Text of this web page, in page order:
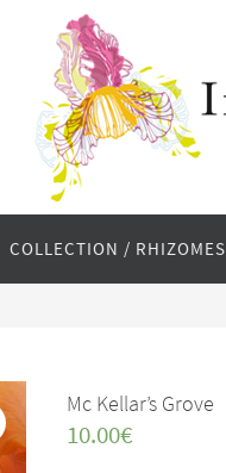
COLLECTION / RHIZOMES
Mc Kellar’s Grove
10.00€